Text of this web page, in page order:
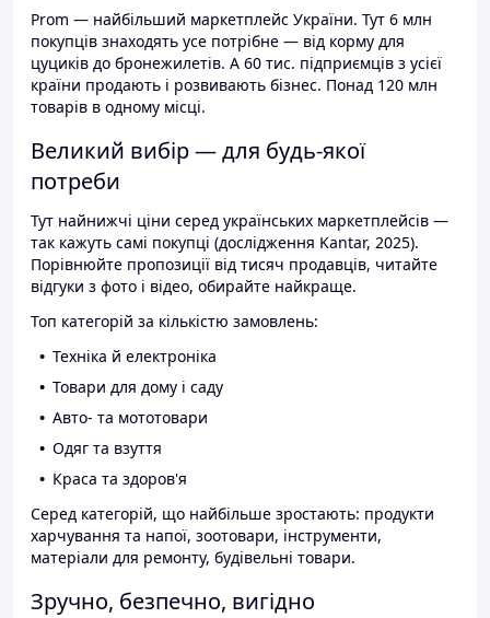
Prom — найбільший маркетплейс України. Тут 6 млн
покупців знаходять усе потрібне — від корму для
цуциків до бронежилетів. А 60 тис. підприємців з усієї
країни продають і розвивають бізнес. Понад 120 млн
товарів в одному місці.
Великий вибір — для будь-якої
потреби
Тут найнижчі ціни серед українських маркетплейсів —
так кажуть самі покупці (дослідження Kantar, 2025).
Порівнюйте пропозиції від тисяч продавців, читайте
відгуки з фото і відео, обирайте найкраще.
Топ категорій за кількістю замовлень:
Техніка й електроніка
Товари для дому і саду
Авто- та мототовари
Одяг та взуття
Краса та здоров'я
Серед категорій, що найбільше зростають: продукти
харчування та напої, зоотовари, інструменти,
матеріали для ремонту, будівельні товари.
Зручно, безпечно, вигідно